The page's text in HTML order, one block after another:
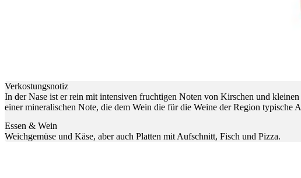
Verkostungsnotiz
In der Nase ist er rein mit intensiven fruchtigen Noten von Kirschen und
einer mineralischen Note, die dem Wein die für die Weine der Region typische
Essen & Wein
Weichgemüse und Käse, aber auch Platten mit Aufschnitt, Fisch und Pizza.